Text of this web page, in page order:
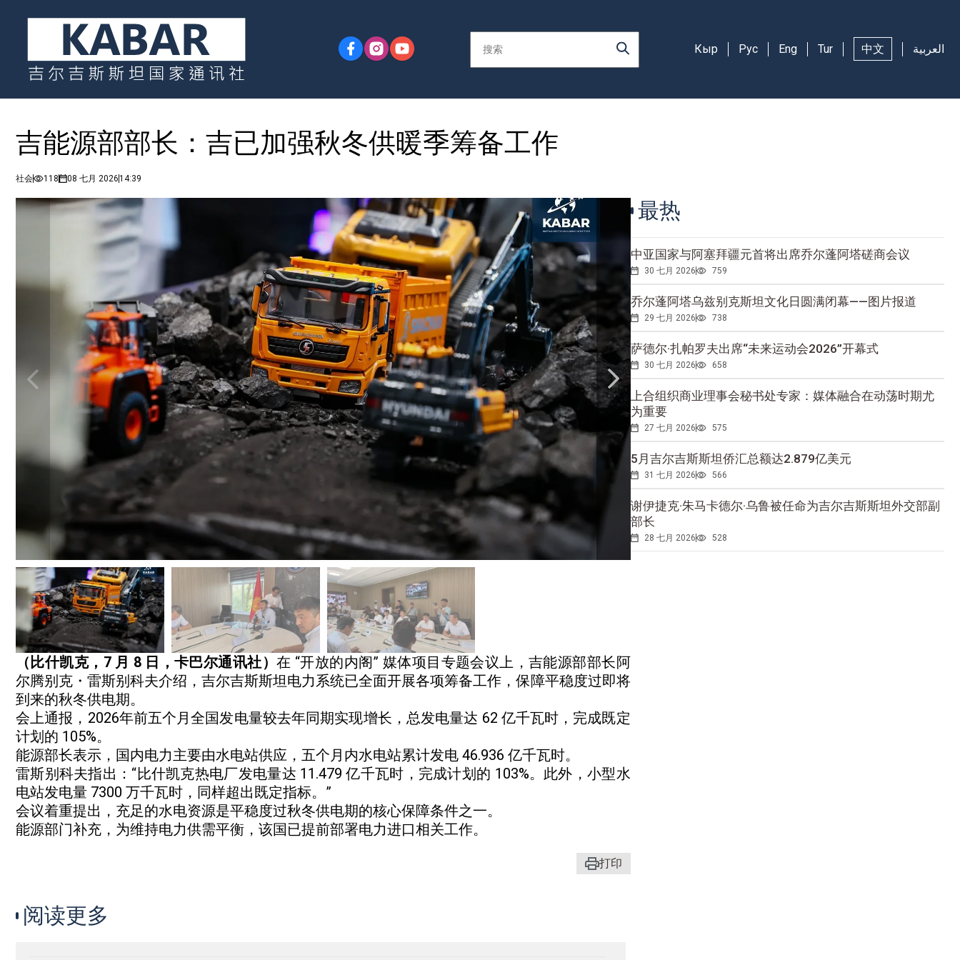
Кыр Рус Eng Tur 中文 العربية
吉能源部部长：吉已加强秋冬供暖季筹备工作
社会 118 08 七月 202614:39
（比什凯克，7 月 8 日，卡巴尔通讯社）在 “开放的内阁” 媒体项目专题会议上，吉能源部部长阿
尔腾别克・雷斯别科夫介绍，吉尔吉斯斯坦电力系统已全面开展各项筹备工作，保障平稳度过即将
到来的秋冬供电期。
会上通报，2026年前五个月全国发电量较去年同期实现增长，总发电量达 62 亿千瓦时，完成既定
计划的 105%。
能源部长表示，国内电力主要由水电站供应，五个月内水电站累计发电 46.936 亿千瓦时。
雷斯别科夫指出：“比什凯克热电厂发电量达 11.479 亿千瓦时，完成计划的 103%。此外，小型水
电站发电量 7300 万千瓦时，同样超出既定指标。”
会议着重提出，充足的水电资源是平稳度过秋冬供电期的核心保障条件之一。
能源部门补充，为维持电力供需平衡，该国已提前部署电力进口相关工作。
打印
最热
中亚国家与阿塞拜疆元首将出席乔尔蓬阿塔磋商会议
30 七月 2026 759
乔尔蓬阿塔乌兹别克斯坦文化日圆满闭幕——图片报道
29 七月 2026 738
萨德尔·扎帕罗夫出席“未来运动会2026”开幕式
30 七月 2026 658
上合组织商业理事会秘书处专家：媒体融合在动荡时期尤
为重要
27 七月 2026 575
5月吉尔吉斯斯坦侨汇总额达2.879亿美元
31 七月 2026 566
谢伊捷克·朱马卡德尔·乌鲁被任命为吉尔吉斯斯坦外交部副
部长
28 七月 2026 528
阅读更多